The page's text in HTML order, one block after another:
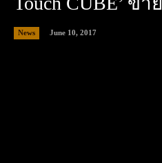
News June 10, 2017